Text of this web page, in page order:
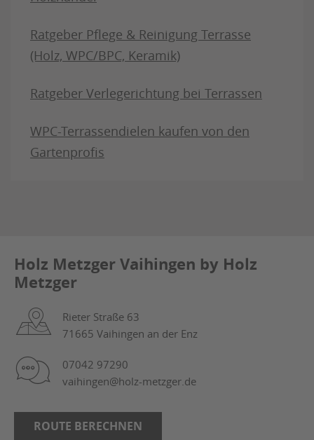
Ratgeber Pflege & Reinigung Terrasse
(Holz, WPC/BPC, Keramik)
Ratgeber Verlegerichtung bei Terrassen
WPC-Terrassendielen kaufen von den
Gartenprofis
Holz Metzger Vaihingen by Holz
Metzger
Rieter Straße 63
71665 Vaihingen an der Enz
07042 97290
vaihingen@holz-metzger.de
ROUTE BERECHNEN